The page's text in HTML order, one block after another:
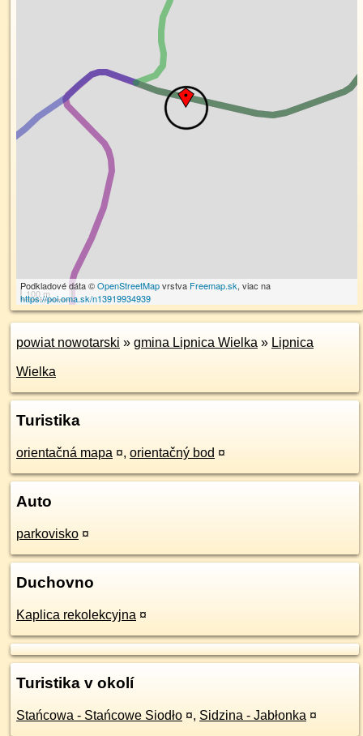
100 m
Podkladové dáta ©OpenStreetMapvrstva Freemap.sk, viac na
https://poi.oma.sk/n13919934939
powiat nowotarski » gmina Lipnica Wielka » Lipnica
Wielka
Turistika
orientačná mapa ¤, orientačný bod ¤
Auto
parkovisko ¤
Duchovno
Kaplica rekolekcyjna ¤
Turistika v okolí
Stańcowa - Stańcowe Siodło ¤, Sidzina - Jabłonka ¤